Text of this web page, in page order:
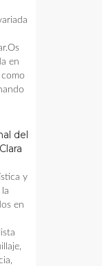
en
del
y
en